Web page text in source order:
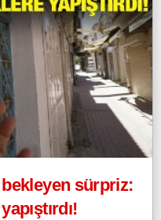
bekleyen sürpriz: